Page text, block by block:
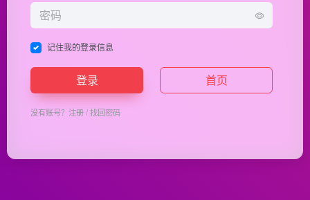
记住我的登录信息
登录 首页
没有账号？ 注册/找回密码